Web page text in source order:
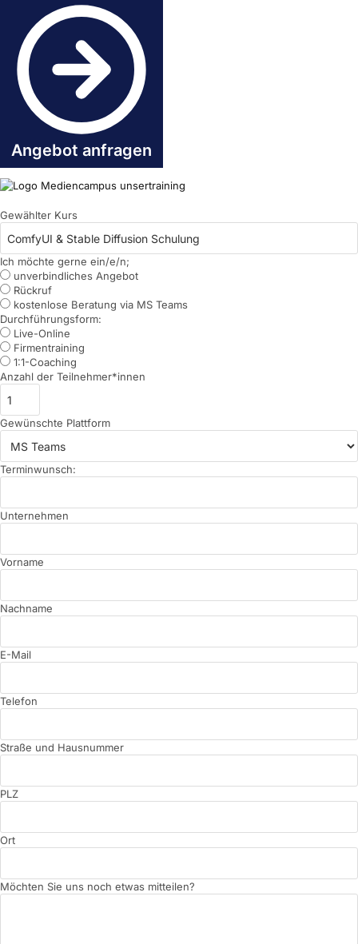
Angebot anfragen
Gewählter Kurs
Ich möchte gerne ein/e/n;
unverbindliches Angebot
Rückruf
kostenlose Beratung via MS Teams
Durchführungsform:
Live-Online
Firmentraining
1:1-Coaching
Anzahl der Teilnehmer*innen
Gewünschte Plattform
Terminwunsch:
Unternehmen
Vorname
Nachname
E-Mail
Telefon
Straße und Hausnummer
PLZ
Ort
Möchten Sie uns noch etwas mitteilen?